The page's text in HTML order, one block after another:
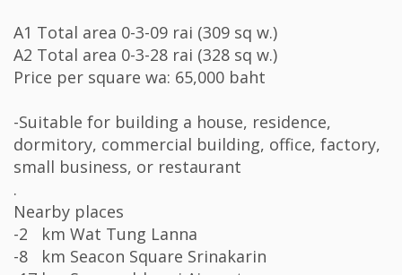
A1 Total area 0-3-09 rai (309 sq w.)
A2 Total area 0-3-28 rai (328 sq w.)
Price per square wa: 65,000 baht
-Suitable for building a house, residence,
dormitory, commercial building, office, factory,
small business, or restaurant
.
Nearby places
-2 km Wat Tung Lanna
-8 km Seacon Square Srinakarin